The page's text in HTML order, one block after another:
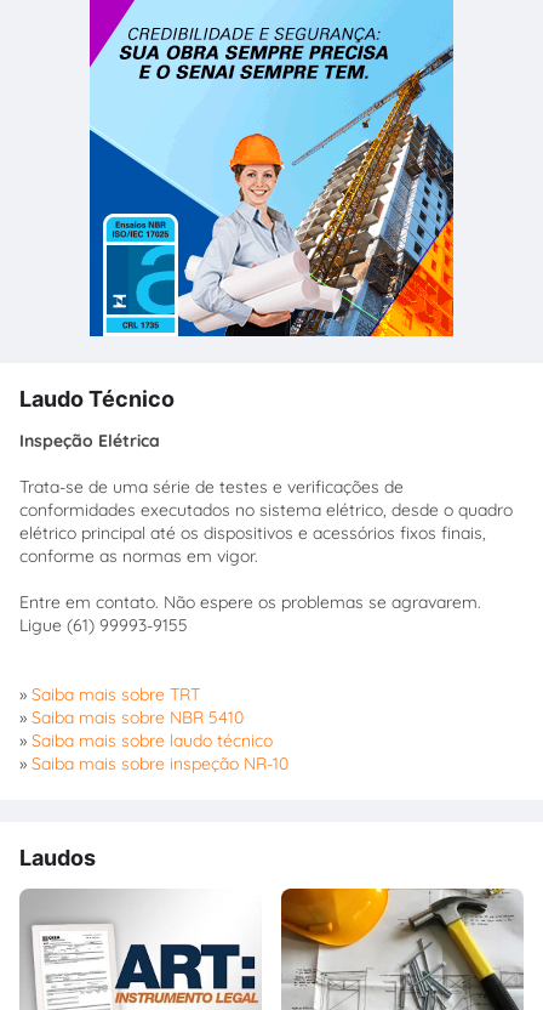
Laudo Técnico
Inspeção Elétrica
Trata-se de uma série de testes e verificações de
conformidades executados no sistema elétrico, desde o quadro
elétrico principal até os dispositivos e acessórios fixos finais,
conforme as normas em vigor.
Entre em contato. Não espere os problemas se agravarem.
Ligue (61) 99993-9155
» Saiba mais sobre TRT
» Saiba mais sobre NBR 5410
» Saiba mais sobre laudo técnico
» Saiba mais sobre inspeção NR-10
Laudos